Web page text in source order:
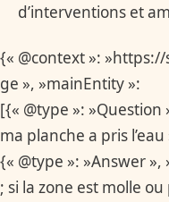
d’interventions et
{« @context »: »https://
ge », »mainEntity »:
[{« @type »: »Question
ma planche a pris
{« @type »: »Answer
; si la zone est molle